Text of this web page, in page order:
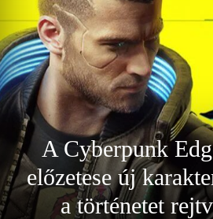
A Cyberpunk
előzetese új
a történetet